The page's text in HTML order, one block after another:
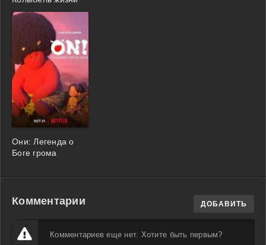
Они: Легенда о
Боге грома
Комментарии ДОБАВИТЬ
Комментариев еще нет. Хотите быть первым?